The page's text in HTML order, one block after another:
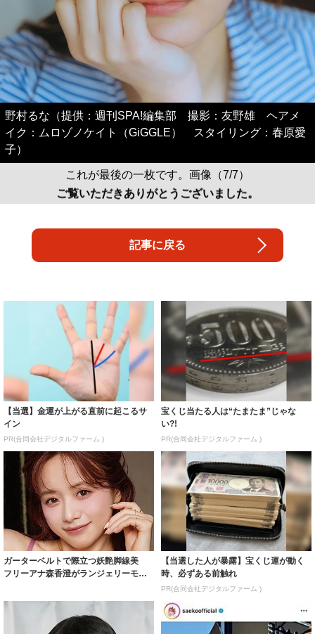
野村るな（提供：週刊SPA!編集部 撮影：友野雄 ヘアメ
イク：ムロゾノケイト（GiGGLE） スタイリング：春原愛
子）
これが最後の一枚です。画像（7/7）
ご覧いただきありがとうございました。
記事に戻る
【当選】金運が上がる直前に起こるサ
イン
PR(合同会社デジタルファーム )
宝くじ当たる人は“たまたま”じゃな
い?!
PR(合同会社デジタルファーム )
ガーターベルトで際立つ妖艶脚線美
フリーアナ森香澄がランジェリーモデ
【当選した人が暴露】宝くじ運が動く
時、必ずある前触れ
PR(合同会社デジタルファーム )